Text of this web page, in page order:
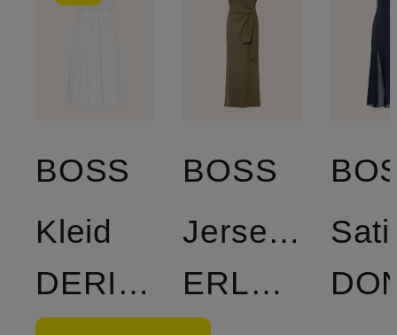
BOSS
Kleid
DERICH
BOSS
Jerseykleid
ERLAYS